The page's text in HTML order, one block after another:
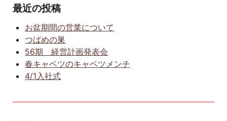
最近の投稿
お盆期間の営業について
つばめの巣
56期 経営計画発表会
春キャベツのキャベツメンチ
4/1入社式